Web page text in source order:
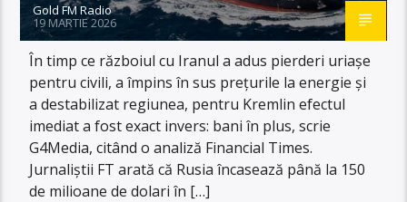
Gold FM Radio
19 MARTIE 2026
În timp ce războiul cu Iranul a adus pierderi uriașe
pentru civili, a împins în sus prețurile la energie și
a destabilizat regiunea, pentru Kremlin efectul
imediat a fost exact invers: bani în plus, scrie
G4Media, citând o analiză Financial Times.
Jurnaliștii FT arată că Rusia încasează până la 150
de milioane de dolari în […]